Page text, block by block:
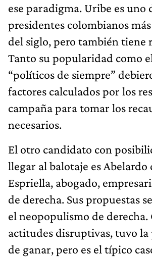
ese paradigma. Uribe es uno
presidentes colombianos
del siglo, pero también tiene
Tanto su popularidad como
“políticos de siempre”
factores calculados por los
campaña para tomar los
necesarios.
El otro candidato con
llegar al balotaje es Abelardo
Espriella, abogado,
de derecha. Sus propuestas
el neopopulismo de derecha.
actitudes disruptivas, tuvo
de ganar, pero es el típico